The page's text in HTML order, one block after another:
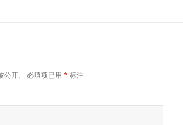
开。 必填项已用* 标注